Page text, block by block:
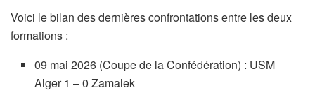
Voici le bilan des dernières confrontations entre les deux
formations :
09 mai 2026 (Coupe de la Confédération) : USM
Alger 1 – 0 Zamalek